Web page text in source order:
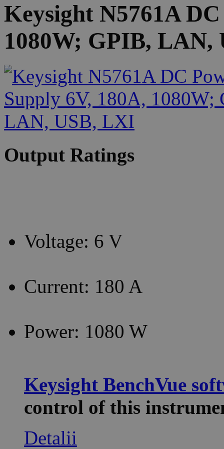
Keysight N5761A
1080W; GPIB, LAN,
Output Ratings
Voltage: 6 V
Current: 180 A
Power: 1080 W
Keysight BenchVue
control of this
Detalii